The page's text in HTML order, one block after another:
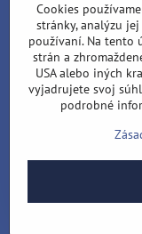
Cookies
stránky, analýzu
používaní. Na tento
strán a
USA alebo iných
vyjadrujete svoj
podrobné